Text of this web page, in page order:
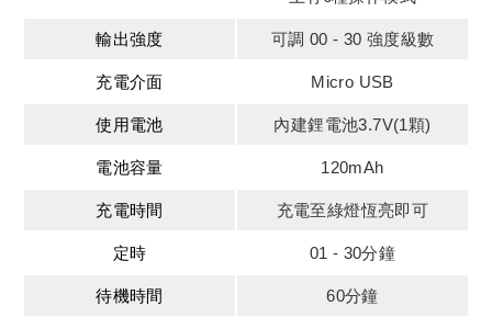
輸出強度 可調 00 - 30 強度級數
充電介面 Micro USB
使用電池 內建鋰電池3.7V(1顆)
電池容量 120mAh
充電時間 充電至綠燈恆亮即可
定時 01 - 30分鐘
待機時間 60分鐘